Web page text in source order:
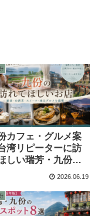
カフェ・グルメ案
湾リピーターに訪
しい瑞芳・九份の
店｜海景茶房・山
2026.06.19